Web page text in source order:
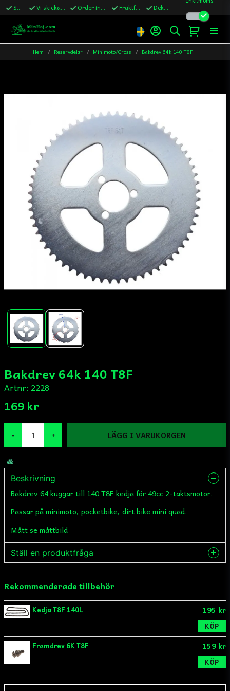
Snabba leveranser Vi skickar till Sverige,Danmark & Finland Order innan kl.13 skickas samma vardag Fraktfritt över 1200kr till Sverige Dekaler ingår i alla ordrar
Hem Reservdelar Minimoto/Cross Bakdrev 64k 140 T8F
Bakdrev 64k 140 T8F
Artnr: 2228
169 kr
- + LÄGG I VARUKORGEN
Beskrivning
Bakdrev 64 kuggar till 140 T8F kedja för 49cc 2-taktsmotor.
Passar på minimoto, pocketbike, dirt bike mini quad.
Mått se måttbild
Ställ en produktfråga
Fråga oss något om denna produkten...
Namn
Rekommenderade tillbehör
Kedja T8F 140L 195 kr
KÖP
Framdrev 6K T8F
159 kr
KÖP